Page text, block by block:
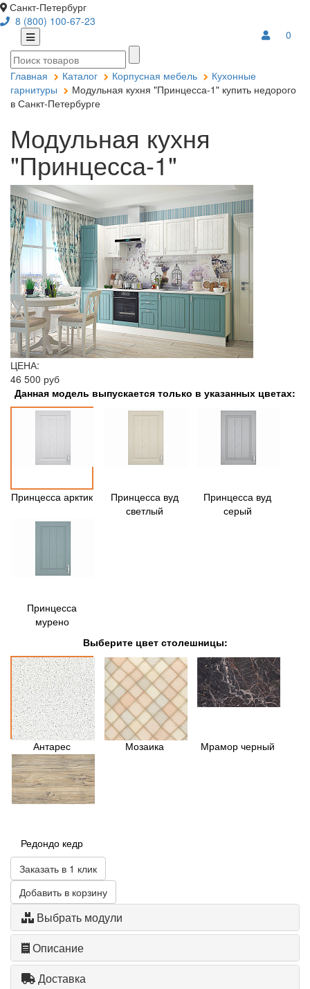
Санкт-Петербург
8 (800) 100-67-23
0
Главная Каталог Корпусная мебель
Кухонные
гарнитуры
Модульная кухня "Принцесса-1" купить недорого
в Санкт-Петербурге
Модульная кухня
"Принцесса-1"
ЦЕНА:
46 500 руб
Данная модель выпускается только в указанных цветах:
Принцесса арктик
Принцесса вуд
светлый
Принцесса вуд
серый
Принцесса
мурено
Выберите цвет столешницы:
Антарес Мозаика Мрамор черный
Редондо кедр
Заказать в 1 клик
Добавить в корзину
Выбрать модули
Описание
Доставка